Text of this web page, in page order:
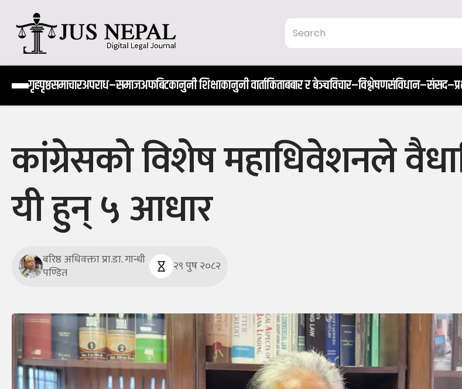
content
Jus Nepal | www.jusnepal.com
Digital Legal Journal
गृहपृष्ठसमाचारअपराध–समाजअफबिटकानुनी शिक्षाकानुनी वार्ताकिताबबार र बेञ्चविचार–विश्लेषण
कांग्रेसको विशेष महाधिवेशनले
यी हुन् ५ आधार
बरिष्ठ अधिवक्ता प्रा.डा. गान्धी
पण्डित २९ पुष २०८२